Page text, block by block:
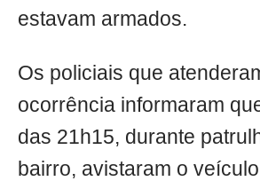
estavam armados.
Os policiais que
ocorrência informaram
das 21h15, durante
bairro, avistaram o